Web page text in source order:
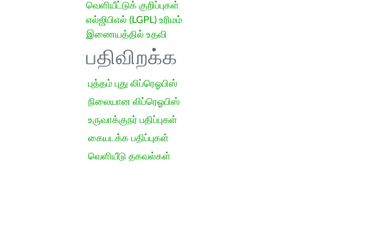
வெளியீட்டுக் குறிப்புகள்
எல்ஜிபிஎல் (LGPL) உரிமம்
இணையத்தில் உதவி
பதிவிறக்க
புத்தம் புது லிப்ரெஓபிஸ்
நிலையான லிப்ரெஓபிஸ்
உருவாக்குநர் பதிப்புகள்
கையடக்க பதிப்புகள்
வெளியீடு தகவல்கள்